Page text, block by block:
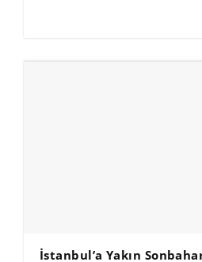
İstanbul’a Yakın